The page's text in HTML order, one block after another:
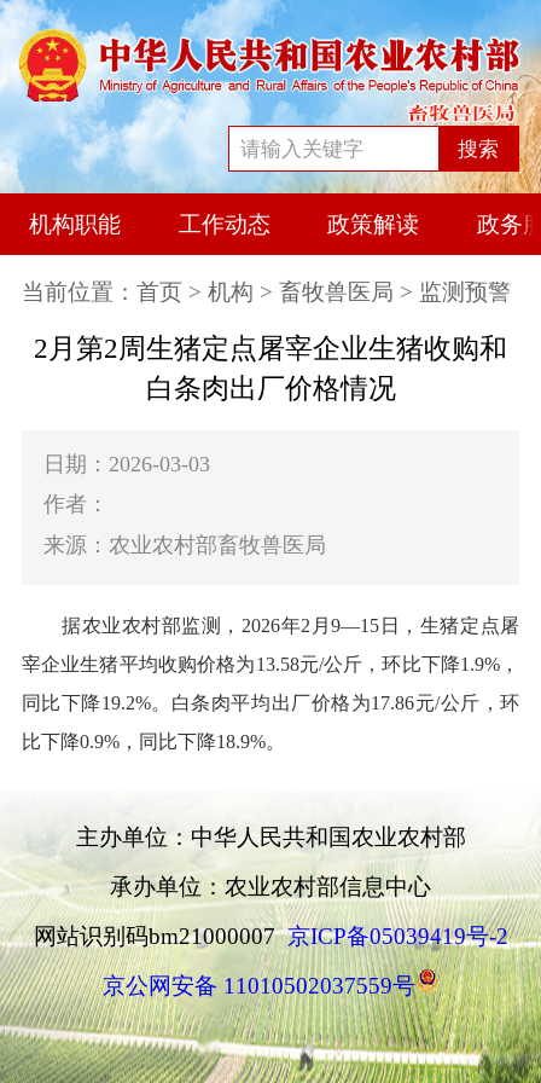
搜索
机构职能 工作动态 政策解读 政务
当前位置： 首页 > 机构 > 畜牧兽医局 > 监测预警
2月第2周生猪定点屠宰企业生猪收购和
白条肉出厂价格情况
日期：2026-03-03
作者：
来源：农业农村部畜牧兽医局
据农业农村部监测， 2026年2 月9—15 日 ， 生猪定点屠
宰企业生猪平均收购价格为13.58元/公斤，环比下降1.9%，
同比下降19.2%。白条肉平均出厂价格为17.86元/公斤，环
比下降0.9%，同比下降18.9%。
主办单位：中华人民共和国农业农村部
承办单位：农业农村部信息中心
网站识别码bm21000007京ICP备05039419号-2
京公网安备 11010502037559号